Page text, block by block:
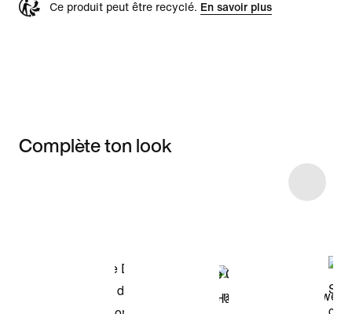
Ce produit peut être recyclé. En savoir plus
Complète ton look